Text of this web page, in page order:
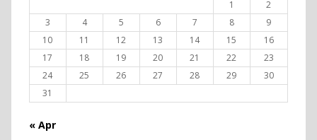
1
2
3
4 5 6 7 8
9
10
11 12 13 14 15
16
17
18 19 20 21 22
23
24
25 26 27 28 29
30
31
« Apr